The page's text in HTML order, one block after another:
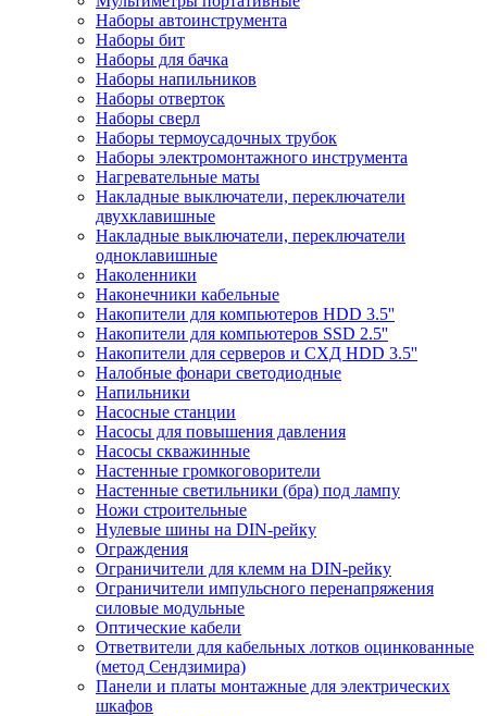
Наборы автоинструмента
Наборы бит
Наборы для бачка
Наборы напильников
Наборы отверток
Наборы сверл
Наборы термоусадочных трубок
Наборы электромонтажного инструмента
Нагревательные маты
Накладные выключатели, переключатели
двухклавишные
Накладные выключатели, переключатели
одноклавишные
Наколенники
Наконечники кабельные
Накопители для компьютеров HDD 3.5''
Накопители для компьютеров SSD 2.5''
Накопители для серверов и СХД HDD 3.5''
Налобные фонари светодиодные
Напильники
Насосные станции
Насосы для повышения давления
Насосы скважинные
Настенные громкоговорители
Настенные светильники (бра) под лампу
Ножи строительные
Нулевые шины на DIN-рейку
Ограждения
Ограничители для клемм на DIN-рейку
Ограничители импульсного перенапряжения
силовые модульные
Оптические кабели
Ответвители для кабельных лотков оцинкованные
(метод Сендзимира)
Панели и платы монтажные для электрических
шкафов